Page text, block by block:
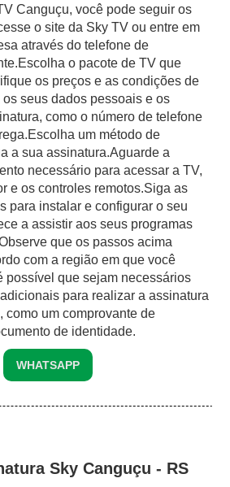
Canguçu, você pode seguir os
o site da Sky TV ou entre em
através do telefone de
o pacote de TV que
os preços e as condições de
seus dados pessoais e os
como o número de telefone
um método de
a sua assinatura.Aguarde a
necessário para acessar a TV,
e os controles remotos.Siga as
para instalar e configurar o seu
a assistir aos seus programas
que os passos acima
com a região em que você
possível que sejam necessários
para realizar a assinatura
como um comprovante de
de identidade.
WHATSAPP
Sky Canguçu - RS